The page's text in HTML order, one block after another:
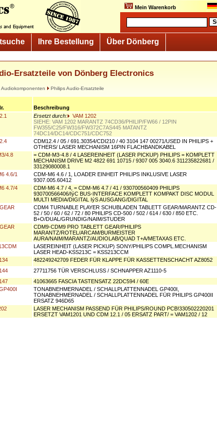
Mein Warenkorb
Ihre Bestellung Über Dönberg
Ersatzteile von Dönberg Electronics
Audiokomponenten Philips Audio-Ersatzteile
Beschreibung
Ersetzt durch:
VAM 1202
SIEHE: VAM 1202 MARANTZ 74CD36/PHILIP/FW66 / 12PIN
FW355/C25/FW316/FW372C7AS445 MATANTZ
74DC14/DC14/CDC751/CDC752
CDM12.4 / 05 / 691.30354/CDI210 / 40 3104 147 00271/USED IN PHILIPS +
OTHERS/ LASER MECHANISM 16PIN FLACHBANDKABEL
4.8
= CDM-M3-4.8 / 4 LASEREINHEIT (LASER PICKUP) PHILIPS = KOMPLETT
MECHANISM DRIVE M2 4822 691 10715 / 9307 005 3040.6 311235822681 /
33129080008.1
4.6/1
CDM-M6 4.6 / 1, LOADER EINHEIT PHILIPS INKLUSIVE LASER
9307.005.60412
4.7/4
CDM-M6 4.7 / 4, = CDM-M6 4.7 / 41 / 930700560409 PHILIPS
930700566406/IýC BUS-INTERFACE KOMPLETT KOMPAKT DISC MODUL
MULTI MEDIA/DIGITAL IýS AUSGANG/DIGITAL
CDM4 TURNABLE PLAYER SCHUBLADEN TABLETT GEAR/MARANTZ CD-
52 / 50 / 60 / 62 / 72 / 80 PHILIPS CD-500 / 502 / 614 / 630 / 850 ETC.
B+O/DUAL/GRUNDIG/NAIM/STUDER
CDM9-CDM9 PRO TABLETT GEAR/PHILIPS
MARANTZ/ROTEL/ARCAM/BURMEISTER
AURA/NAIM/MARANTZ/AUDIOLAB/QUAD T+A/METAXAS ETC.
LASEREINHEIT (LASER PICKUP) SONY/PHILIPS COMPL.MECHANISM
LASER HEAD-KSS213C = KSS213CCM
482249242709 FEDER FÜR KLAPPE FÜR KASSETTENSCHACHT AZ8052
27711756 TÜR VERSCHLUSS / SCHNAPPER AZ1110-5
41063665 FASCIA TASTENSATZ 22DC594 / 60E
TONABNEHMERNADEL / SCHALLPLATTENNADEL GP400I,
TONABNEHMERNADEL / SCHALLPLATTENNADEL FÜR PHILIPS GP400II
ERSATZ 946D65
LASER MECHANISM PASSEND FÜR PHILIPS/ROUND PCB!330502220201
ERSETZT VAM1201 UND CDM 12.1 / 05 ERSATZ PART/ = VAM1202 / 12